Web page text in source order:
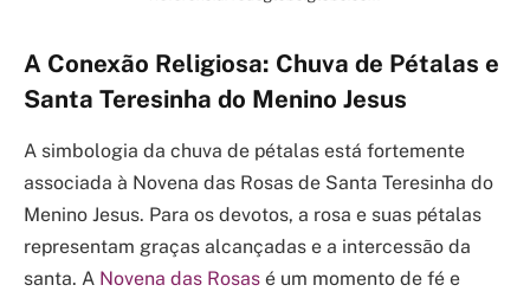
A Conexão Religiosa: Chuva de Pétalas e
Santa Teresinha do Menino Jesus
A simbologia da chuva de pétalas está fortemente
associada à Novena das Rosas de Santa Teresinha do
Menino Jesus. Para os devotos, a rosa e suas pétalas
representam graças alcançadas e a intercessão da
santa. A Novena das Rosas é um momento de fé e